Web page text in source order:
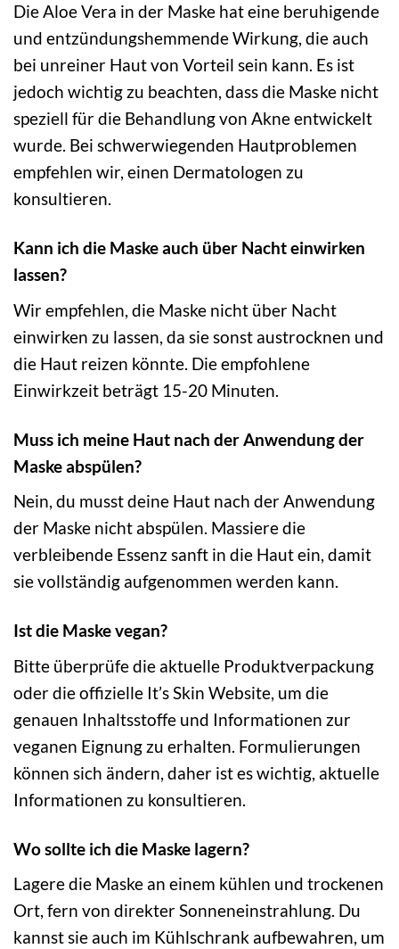
Die Aloe Vera in der Maske hat eine beruhigende
und entzündungshemmende Wirkung, die auch
bei unreiner Haut von Vorteil sein kann. Es ist
jedoch wichtig zu beachten, dass die Maske nicht
speziell für die Behandlung von Akne entwickelt
wurde. Bei schwerwiegenden Hautproblemen
empfehlen wir, einen Dermatologen zu
konsultieren.
Kann ich die Maske auch über Nacht einwirken
lassen?
Wir empfehlen, die Maske nicht über Nacht
einwirken zu lassen, da sie sonst austrocknen und
die Haut reizen könnte. Die empfohlene
Einwirkzeit beträgt 15-20 Minuten.
Muss ich meine Haut nach der Anwendung der
Maske abspülen?
Nein, du musst deine Haut nach der Anwendung
der Maske nicht abspülen. Massiere die
verbleibende Essenz sanft in die Haut ein, damit
sie vollständig aufgenommen werden kann.
Ist die Maske vegan?
Bitte überprüfe die aktuelle Produktverpackung
oder die offizielle It’s Skin Website, um die
genauen Inhaltsstoffe und Informationen zur
veganen Eignung zu erhalten. Formulierungen
können sich ändern, daher ist es wichtig, aktuelle
Informationen zu konsultieren.
Wo sollte ich die Maske lagern?
Lagere die Maske an einem kühlen und trockenen
Ort, fern von direkter Sonneneinstrahlung. Du
kannst sie auch im Kühlschrank aufbewahren, um